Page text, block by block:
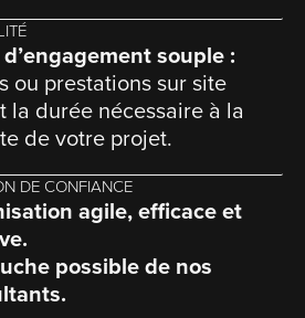
souple :
ou prestations sur site
la durée nécessaire à la
de votre projet.
DE CONFIANCE
agile, efficace et
possible de nos